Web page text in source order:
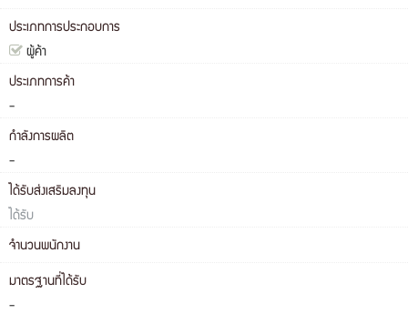
ประเภทการประกอบการ
ผู้ค้า
ประเภทการค้า
-
กำลังการผลิต
-
ได้รับส่งเสริมลงทุน
ได้รับ
จำนวนพนักงาน
มาตรฐานที่ได้รับ
-